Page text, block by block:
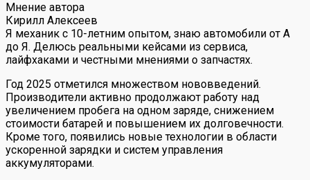
Мнение автора
Кирилл Алексеев
Я механик с 10-летним опытом, знаю автомобили от А
до Я. Делюсь реальными кейсами из сервиса,
лайфхаками и честными мнениями о запчастях.
Год 2025 отметился множеством нововведений.
Производители активно продолжают работу над
увеличением пробега на одном заряде, снижением
стоимости батарей и повышением их долговечности.
Кроме того, появились новые технологии в области
ускоренной зарядки и систем управления
аккумуляторами.